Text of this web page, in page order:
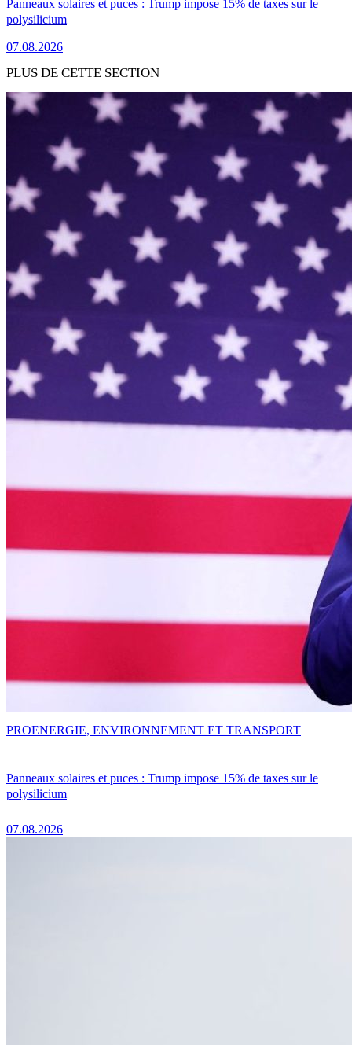
Panneaux solaires et puces : Trump impose 15% de taxes sur le
polysilicium
07.08.2026
PLUS DE CETTE SECTION
Panneaux solaires et puces : Trump impose 15% de taxes sur le
polysilicium
07.08.2026
PROENERGIE, ENVIRONNEMENT ET TRANSPORT